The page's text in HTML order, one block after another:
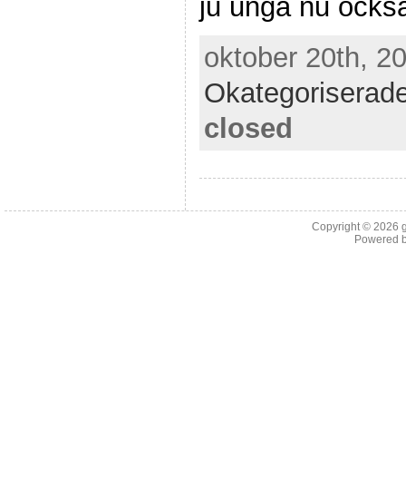
ju unga nu
oktober 20th,
closed
Copyright © 2026
Powered